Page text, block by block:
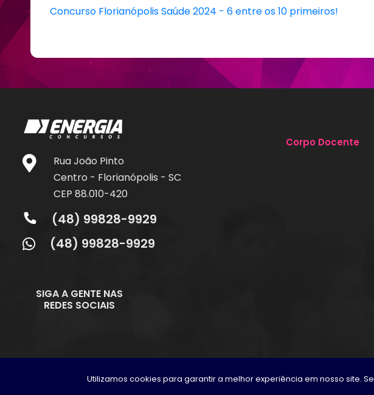
Concurso Florianópolis Saúde 2024 - 6 entre os 10 primeiros!
Rua João Pinto
Centro - Florianópolis - SC
CEP 88.010-420
(48) 99828-9929
(48) 99828-9929
Corpo Docente
SIGA A GENTE NAS
REDES SOCIAIS
Copyright © 2026 . Núcleo de estudos e Capacitação Permanente LTDA -
Utilizamos cookies para garantir a melhor experiência em nosso site.